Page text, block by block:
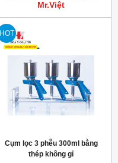
Mr.Việt
HOT
Cụm lọc 3 phễu 300ml bằng
thép không gỉ